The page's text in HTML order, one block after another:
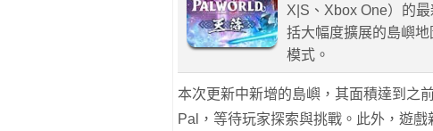
X|S、Xbox One）的
括大幅度擴展的島嶼
模式。
本次更新中新增的島嶼，其面積達到之
Pal，等待玩家探索與挑戰。此外，遊戲